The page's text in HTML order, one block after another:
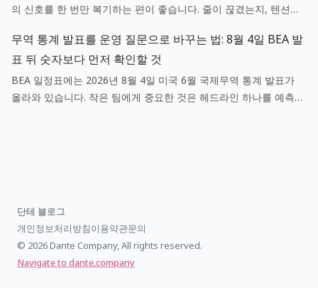
의 신호를 한 번만 복기하는 편이 좋습니다. 줄이 끊겼는지, 텐션이
이 훨씬 선명해집니다.
무역 통계 발표를 운영 질문으로 바꾸는 법: 8월 4일 BEA 발
표 뒤 숫자보다 먼저 확인할 것
BEA 일정표에는 2026년 8월 4일 미국 6월 국제무역 통계 발표가
올라와 있습니다. 작은 팀에게 중요한 것은 헤드라인 하나를 예측하
단테 블로그
개인정보처리방침이용약관문의
© 2026 Dante Company, All rights reserved.
Navigate to dante.company